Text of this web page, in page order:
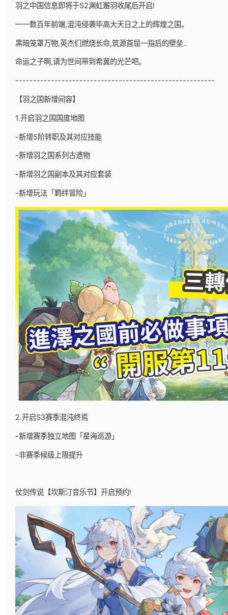
羽之中国信息即将于S2渊虹邂羽收尾后开启!
一一数百年前端,混沌侵袭毕高大天日之上的辉煌之国。
黑暗笼罩万物,英杰们燃烧长命,筑源首屈一指后的壁垒..
命运之子啊,请为世间带到希冀的光芒吧。
--------------------------------------------------------
【羽之国新增间容】
1.开启羽之国国度地图
-新增5阶转职及其对应技能
-新增羽之国系列古遗物
-新增羽之国副本及其对应套装
-新增玩法「羁绊冒险」
2.开启S3赛季混沌终焉
-新增赛季独立地图「星海巡游」
-非赛季候级上限提升
仗剑传说【坎斯汀音乐节】开启预约!